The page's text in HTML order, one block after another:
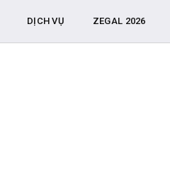
DỊCH VỤ ZEGAL 2026